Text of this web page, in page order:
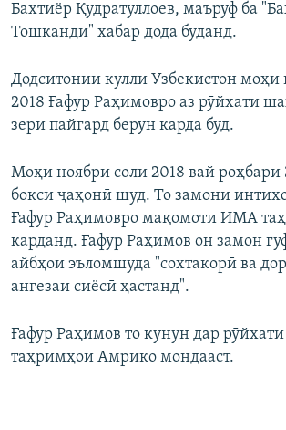
Бахтиёр Қудратуллоев, маъруф ба
Тошкандӣ" хабар дода буданд.
Додситонии кулли Узбекистон
2018 Ғафур Раҳимовро аз рӯйхати
зери пайгард берун карда буд.
Моҳи ноябри соли 2018 вай
бокси ҷаҳонӣ шуд. То замони
Ғафур Раҳимовро мақомоти ИМА
карданд. Ғафур Раҳимов он замон
айбҳои эъломшуда "сохтакорӣ ва
ангезаи сиёсӣ ҳастанд".
Ғафур Раҳимов то кунун дар рӯйхати
таҳримҳои Амрико мондааст.